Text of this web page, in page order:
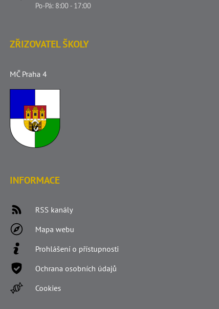
Po-Pá: 8:00 - 17:00
ZŘIZOVATEL ŠKOLY
MČ Praha 4
INFORMACE
RSS kanály
Mapa webu
Prohlášení o přístupnosti
Ochrana osobních údajů
Cookies